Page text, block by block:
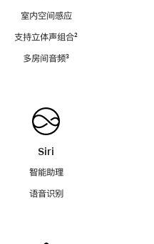
室内空间感应
支持立体声组合脚
²
多房间音频脚
³
Siri
智能助理
语音识别